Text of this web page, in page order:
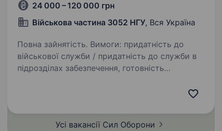
24 000 – 120 000 грн
Військова частина 3052 НГУ, Вся Україна
Повна зайнятість. Вимоги: придатність до
військової служби / придатність до служби в
підрозділах забезпечення, готовність
Усі вакансії Сил Оборони